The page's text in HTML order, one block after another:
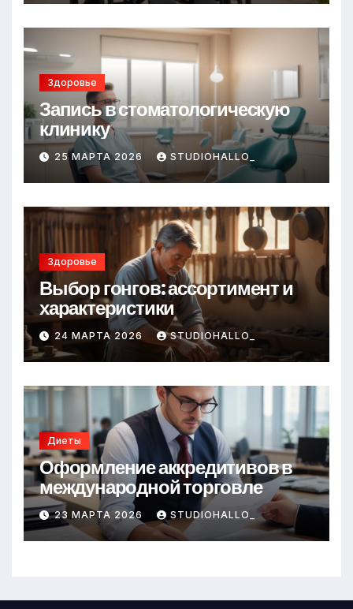
Здоровье
Запись в стоматологическую
клинику
25 МАРТА 2026 STUDIOHALLO_
Здоровье
Выбор гонгов: ассортимент и
характеристики
24 МАРТА 2026 STUDIOHALLO_
Диеты
Оформление аккредитивов в
международной торговле
23 МАРТА 2026 STUDIOHALLO_